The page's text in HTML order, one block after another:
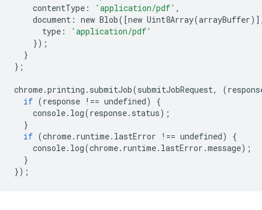
contentType : 'application/pdf' ,
document : new Blob([new Uint8Array(arrayBuffer
type :
'application/pdf'
});
}
};
chrome.printing . submitJob(submitJobRequest, (
if (response !== undefined)
{
console. log(response. status);
}
if (chrome. runtime. lastError !== undefined)
{
console. log(chrome. runtime. lastError .message);
}
});